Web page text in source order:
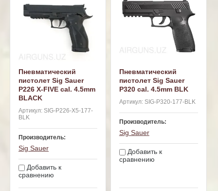
Пневматический
пистолет Sig Sauer
P226 X-FIVE cal. 4.5mm
BLACK
Артикул: SIG-P226-X5-177-
BLK
Производитель:
Sig Sauer
Добавить к
сравнению
Пневматический
пистолет Sig Sauer
P320 cal. 4.5mm BLK
Артикул:SIG-P320-177-BLK
Производитель:
Sig Sauer
Добавить к
сравнению